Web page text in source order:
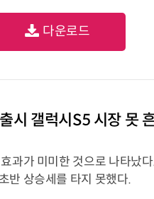
다운로드
시 갤럭시S5 시장 못
과가 미미한 것으로 나타났
반 상승세를 타지 못했다.